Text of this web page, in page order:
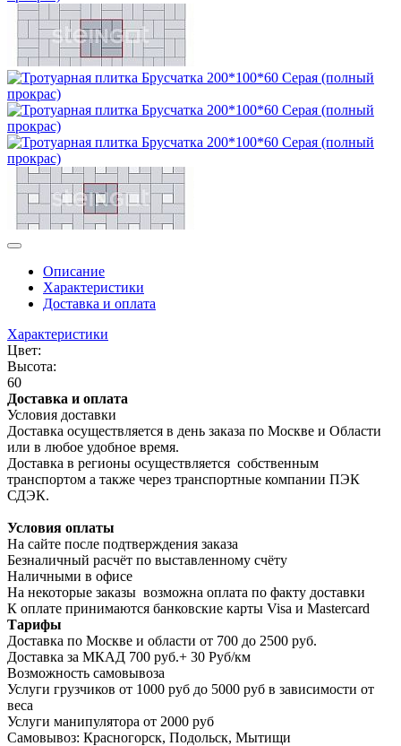
Описание
Характеристики
Доставка и оплата
Характеристики
Цвет:
Высота:
60
Доставка и оплата
Условия доставки
Доставка осуществляется в день заказа по Москве и Области
или в любое удобное время.
Доставка в регионы осуществляется собственным
транспортом а также через транспортные компании ПЭК
СДЭК.
Условия оплаты
На сайте после подтверждения заказа
Безналичный расчёт по выставленному счёту
Наличными в офисе
На некоторые заказы возможна оплата по факту доставки
К оплате принимаются банковские карты Visa и Masterсard
Тарифы
Доставка по Москве и области от 700 до 2500 руб.
Доставка за МКАД 700 руб.+ 30 Руб/км
Возможность самовывоза
Услуги грузчиков от 1000 руб до 5000 руб в зависимости от
веса
Услуги манипулятора от 2000 руб
Самовывоз: Красногорск, Подольск, Мытищи